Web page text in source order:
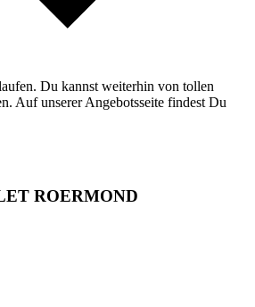
Du kannst weiterhin von tollen
Auf unserer Angebotsseite findest Du
ROERMOND